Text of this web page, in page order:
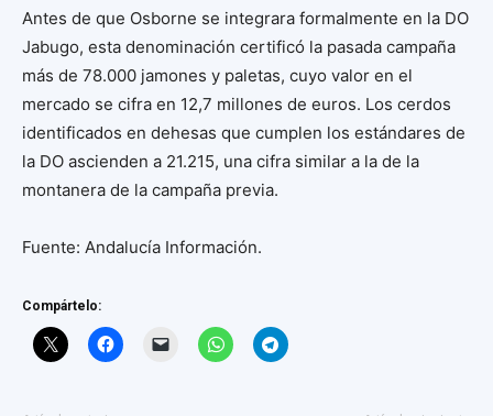
Antes de que Osborne se integrara formalmente en la DO
Jabugo, esta denominación certificó la pasada campaña
más de 78.000 jamones y paletas, cuyo valor en el
mercado se cifra en 12,7 millones de euros. Los cerdos
identificados en dehesas que cumplen los estándares de
la DO ascienden a 21.215, una cifra similar a la de la
montanera de la campaña previa.
Fuente: Andalucía Información.
Compártelo: